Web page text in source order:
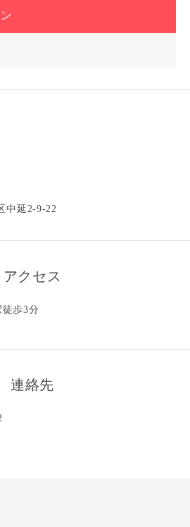
中延2-9-22
アクセス
歩3分
連絡先